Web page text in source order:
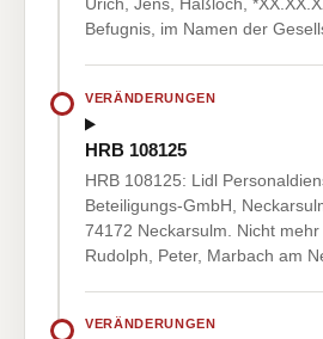
Befugnis, im Namen der
VERÄNDERUNGEN
HRB 108125
HRB 108125: Lidl
Beteiligungs-GmbH,
74172 Neckarsulm. Nicht
Rudolph, Peter, Marbach am
VERÄNDERUNGEN